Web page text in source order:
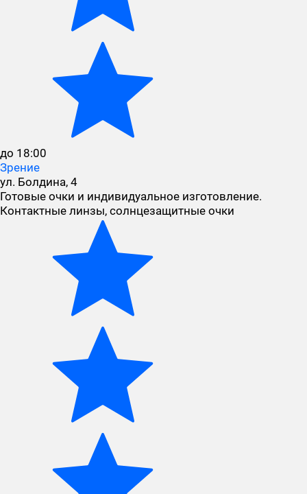
до 18:00
Зрение
ул. Болдина, 4
Готовые очки и индивидуальное изготовление.
Контактные линзы, солнцезащитные очки